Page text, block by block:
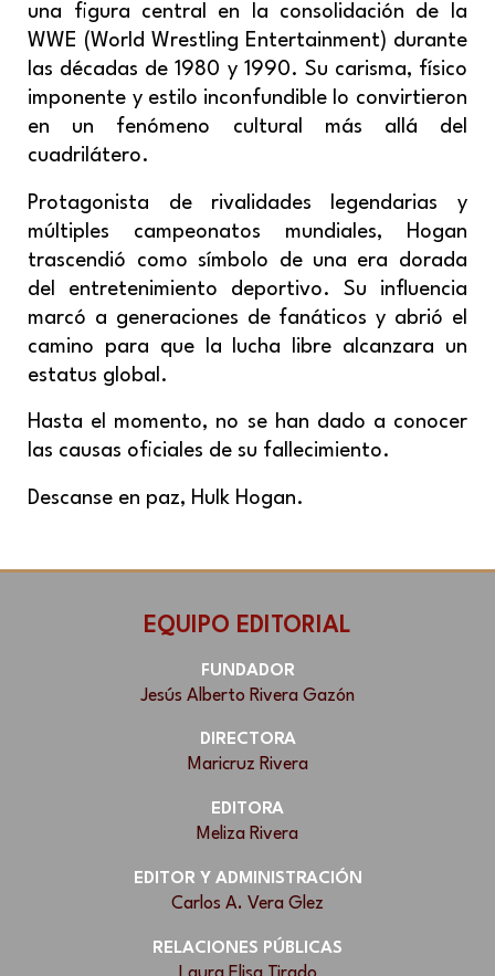
una figura central en la consolidación de la
WWE (World Wrestling Entertainment) durante
las décadas de 1980 y 1990. Su carisma, físico
imponente y estilo inconfundible lo convirtieron
en un fenómeno cultural más allá del
cuadrilátero.
Protagonista de rivalidades legendarias y
múltiples campeonatos mundiales, Hogan
trascendió como símbolo de una era dorada
del entretenimiento deportivo. Su influencia
marcó a generaciones de fanáticos y abrió el
camino para que la lucha libre alcanzara un
estatus global.
Hasta el momento, no se han dado a conocer
las causas oficiales de su fallecimiento.
Descanse en paz, Hulk Hogan.
EQUIPO EDITORIAL
FUNDADOR
Jesús Alberto Rivera Gazón
DIRECTORA
Maricruz Rivera
EDITORA
Meliza Rivera
EDITOR Y ADMINISTRACIÓN
Carlos A. Vera Glez
RELACIONES PÚBLICAS